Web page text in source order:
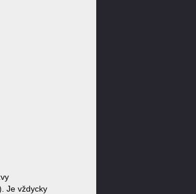
Je vždycky